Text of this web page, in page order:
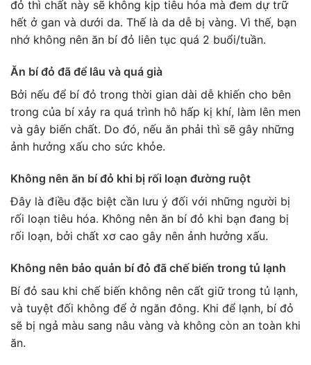
đỏ thì chất này sẽ không kịp tiêu hóa mà đem dự trữ
hết ở gan và dưới da. Thế là da dễ bị vàng. Vì thế, bạn
nhớ không nên ăn bí đỏ liên tục quá 2 buổi/tuần.
Ăn bí đỏ đã để lâu và quá già
Bởi nếu để bí đỏ trong thời gian dài dễ khiến cho bên
trong của bí xảy ra quá trình hô hấp kị khí, làm lên men
và gây biến chất. Do đó, nếu ăn phải thì sẽ gây những
ảnh hưởng xấu cho sức khỏe.
Không nên ăn bí đỏ khi bị rối loạn đường ruột
Đây là điều đặc biệt cần lưu ý đối với những người bị
rối loạn tiêu hóa. Không nên ăn bí đỏ khi bạn đang bị
rối loạn, bởi chất xơ cao gây nên ảnh hưởng xấu.
Không nên bảo quản bí đỏ đã chế biến trong tủ lạnh
Bí đỏ sau khi chế biến không nên cất giữ trong tủ lạnh,
và tuyệt đối không để ở ngăn đông. Khi để lạnh, bí đỏ
sẽ bị ngả màu sang nâu vàng và không còn an toàn khi
ăn.